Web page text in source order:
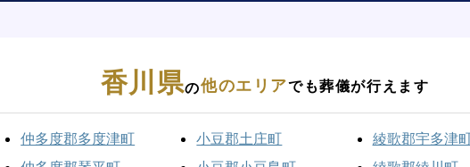
香川県の他のエリアでも葬儀が行えます
仲多度郡多度津町
小豆郡土庄町
綾歌郡宇多津